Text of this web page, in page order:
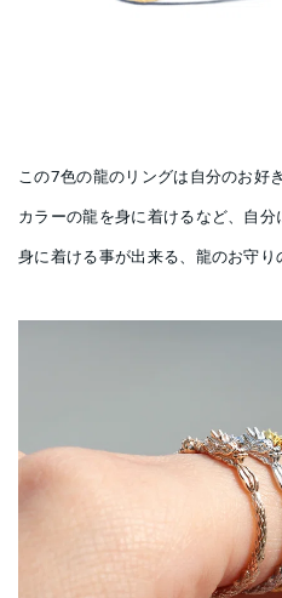
この7色の龍のリングは自分のお好
カラーの龍を身に着けるなど、自
身に着ける事が出来る、龍のお守り